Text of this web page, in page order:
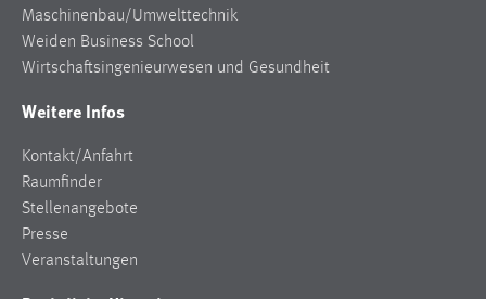
Maschinenbau/Umwelttechnik
Weiden Business School
Wirtschaftsingenieurwesen und Gesundheit
Weitere Infos
Kontakt/Anfahrt
Raumfinder
Stellenangebote
Presse
Veranstaltungen